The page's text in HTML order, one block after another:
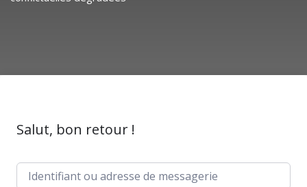
Salut, bon retour !